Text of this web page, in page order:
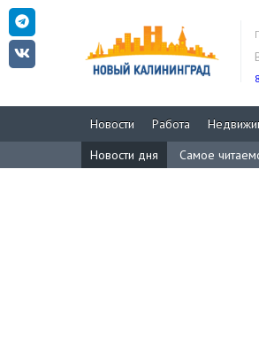
Новости Работа
Новости дня
Самое